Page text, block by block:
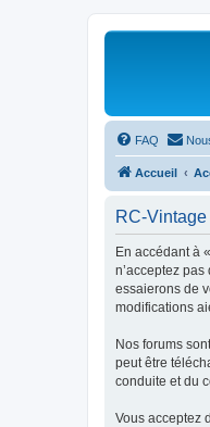
FAQ
Accueil
RC-
En accédant à
n’acceptez
essaierons de
modifications
Nos forums
peut être
conduite et du
Vous acceptez